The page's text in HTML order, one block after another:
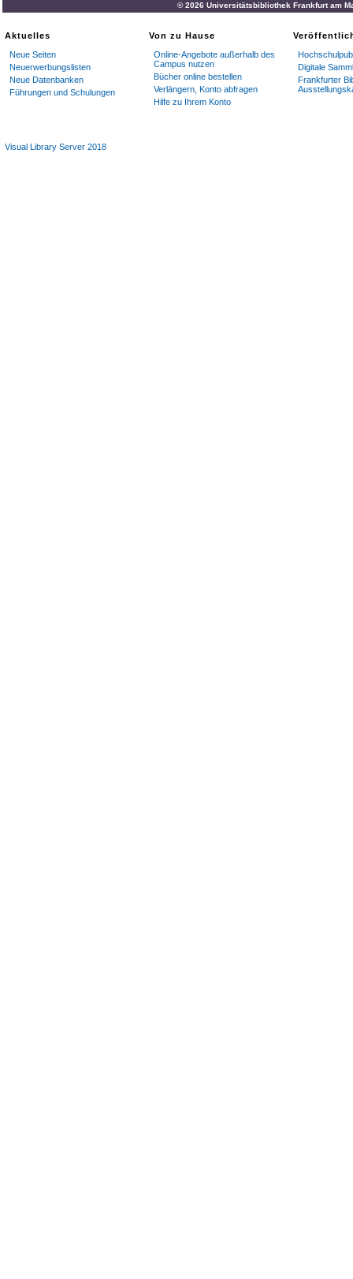
© 2026 Universitätsbibliothek Frankfurt am
Aktuelles
Neue Seiten
Neuerwerbungslisten
Neue Datenbanken
Führungen und Schulungen
Von zu Hause
Online-Angebote außerhalb des
Campus nutzen
Bücher online bestellen
Verlängern, Konto abfragen
Hilfe zu Ihrem Konto
Digitale
Frankfurter
Visual Library Server 2018